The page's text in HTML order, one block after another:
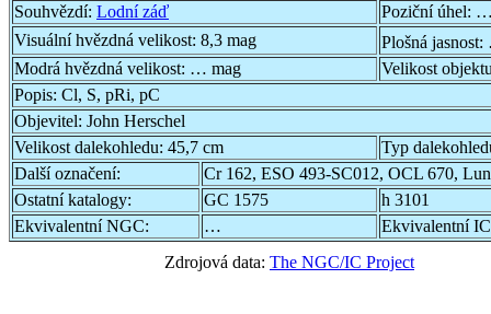
Souhvězdí: Lodní záď Poziční úhel: …
Visuální hvězdná velikost: 8,3 mag Plošná jasnost:
Modrá hvězdná velikost: … mag
Velikost
Popis: Cl, S, pRi, pC
Objevitel: John Herschel
Velikost dalekohledu: 45,7 cm
Typ
Další označení:
Cr 162, ESO 493-SC012, OCL 670,
Ostatní katalogy:
GC 1575
h 3101
Ekvivalentní NGC:
…
Ekvivalentní
Zdrojová data: The NGC/IC Project